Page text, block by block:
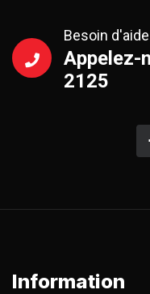
Besoin
Appelez-
2125
Information